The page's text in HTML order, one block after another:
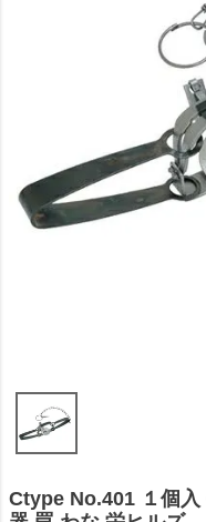
Ctype No.401 １個